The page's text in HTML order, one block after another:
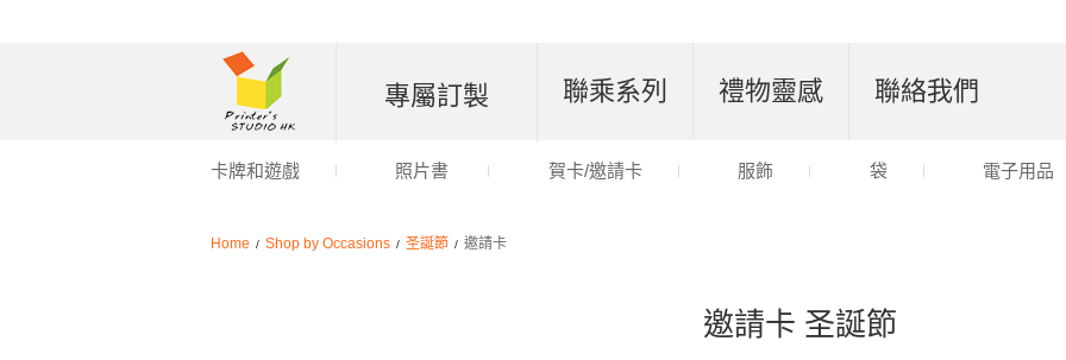
Home / Shop by Occasions / 圣誕節 / 邀請卡
邀請卡 圣誕節
專屬訂製 聯乘系列 禮物靈感 聯絡我們
卡牌和遊戲 照片書 賀卡/邀請卡 服飾 袋 電子用品